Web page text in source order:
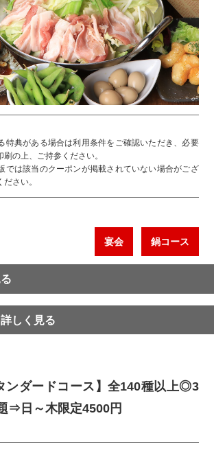
特典がある場合は利用条件をご確認いただき、必要
の上、ご持参ください。
では該当のクーポンが掲載されていない場合がござ
さい。
宴会 鍋コース
しく見る
ンダードコース】全140種以上◎3
⇒日～木限定4500円